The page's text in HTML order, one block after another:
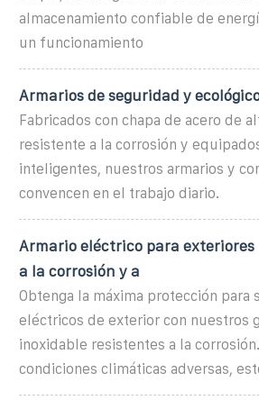
almacenamiento confiable de
un funcionamiento
Armarios de seguridad y
Fabricados con chapa de acero de
resistente a la corrosión y
inteligentes, nuestros armarios y
convencen en el trabajo diario.
Armario eléctrico para
a la corrosión y a
Obtenga la máxima protección para
eléctricos de exterior con nuestros
inoxidable resistentes a la
condiciones climáticas adversas,